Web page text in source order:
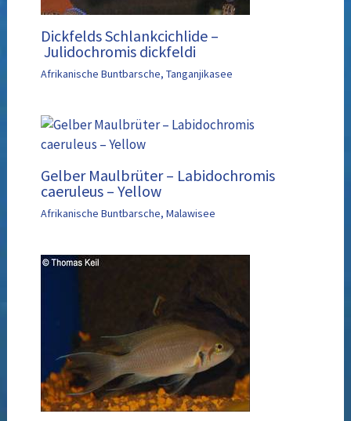
Dickfelds Schlankcichlide –
Julidochromis dickfeldi
Afrikanische Buntbarsche, Tanganjikasee
Gelber Maulbrüter – Labidochromis
caeruleus – Yellow
Afrikanische Buntbarsche, Malawisee